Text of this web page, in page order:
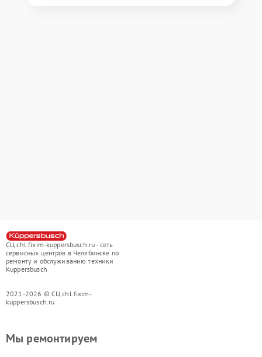
СЦ chl.fixim-kuppersbusch.ru - сеть
сервисных центров в Челябинске по
ремонту и обслуживанию техники
Kuppersbusch
2021-2026 © СЦ chl.fixim-
kuppersbusch.ru
Мы ремонтируем